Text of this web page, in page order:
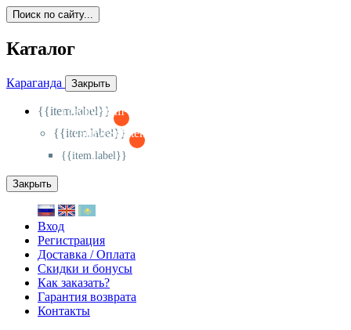
Поиск по сайту...
Каталог
Караганда Закрыть
{{item.label}}
{{activeItem==item.id?'-
{{item.label}}
{{activeSubitem==item.id?'-
{{item.label}}
Закрыть
Вход
Регистрация
Доставка / Оплата
Скидки и бонусы
Как заказать?
Гарантия возврата
Контакты